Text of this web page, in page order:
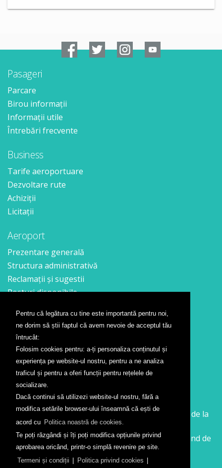
Pentru că legătura cu tine este importantă pentru noi,
ne dorim să știi faptul că avem nevoie de acceptul tău
întrucât:
Folosim cookies pentru: a-ți personaliza conținutul și
experiența pe website-ul nostru, pentru a ne analiza
traficul și pentru a oferi funcții pentru rețelele de
socializare.
Dacă continui să utilizezi website-ul nostru, fără a
modifica setările browser-ului înseamnă că ești de
acord cu Politica noastră de cookies.
Te poți răzgândi și îți poți modifica opțiunile privind
aprobarea oricând, printr-o simplă revenire pe site.
Termeni și condiții | Politica privind cookies |
Pasageri
Parcare
Birou informații
Informații utile
Întrebări frecvente
Business
Tarife aeroportuare
Dezvoltare rute
Achiziții
Licitații
Aeroport
Prezentare generală
Structura administrativă
Reclamații și sugestii
Posturi disponibile
Contact
Formular contact
Localizare
Presă
Companii aeriene
Wizz Air
Călătorește la Sibiu cu Wizz Air. Zboruri începând de la
26 GBP
Călătorește de la Sibiu cu Wizz Air. Zboruri începând de
la 138 RON